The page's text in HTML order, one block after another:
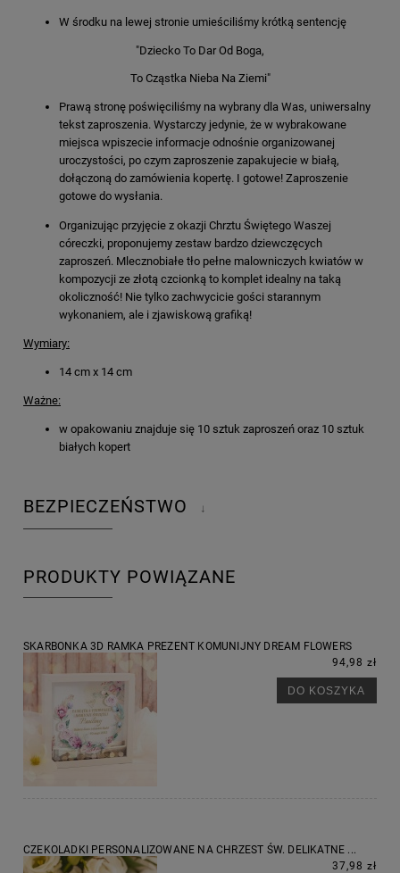
W środku na lewej stronie umieściliśmy krótką sentencję
"Dziecko To Dar Od Boga,
To Cząstka Nieba Na Ziemi"
Prawą stronę poświęciliśmy na wybrany dla Was, uniwersalny
tekst zaproszenia. Wystarczy jedynie, że w wybrakowane
miejsca wpiszecie informacje odnośnie organizowanej
uroczystości, po czym zaproszenie zapakujecie w białą,
dołączoną do zamówienia kopertę. I gotowe! Zaproszenie
gotowe do wysłania.
Organizując przyjęcie z okazji Chrztu Świętego Waszej
córeczki, proponujemy zestaw bardzo dziewczęcych
zaproszeń. Mlecznobiałe tło pełne malowniczych kwiatów w
kompozycji ze złotą czcionką to komplet idealny na taką
okoliczność! Nie tylko zachwycicie gości starannym
wykonaniem, ale i zjawiskową grafiką!
Wymiary:
14 cm x 14 cm
Ważne:
w opakowaniu znajduje się 10 sztuk zaproszeń oraz 10 sztuk
białych kopert
BEZPIECZEŃSTWO ↓
PRODUKTY POWIĄZANE
SKARBONKA 3D RAMKA PREZENT KOMUNIJNY DREAM FLOWERS
94,98 zł
DO KOSZYKA
CZEKOLADKI PERSONALIZOWANE NA CHRZEST ŚW. DELIKATNE ...
37,98 zł